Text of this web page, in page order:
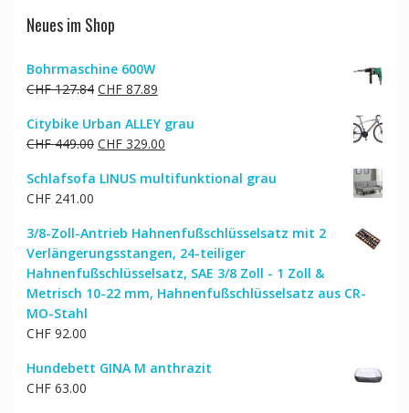
Neues im Shop
Bohrmaschine 600W
CHF127.84 Ursprünglicher
war:
CHF 127.84
CHF87.89Aktueller
ist:
CHF 87.89.
Citybike Urban ALLEY grau
CHF449.00 Ursprünglicher
war:
CHF329.00Aktueller
ist:
Schlafsofa LINUS multifunktional grau
CHF241.00
3/8-Zoll-Antrieb Hahnenfußschlüsselsatz mit 2
Verlängerungsstangen, 24-teiliger
Hahnenfußschlüsselsatz, SAE 3/8 Zoll - 1 Zoll &
Metrisch 10-22 mm, Hahnenfußschlüsselsatz aus CR-
MO-Stahl
CHF92.00
Hundebett GINA M anthrazit
CHF63.00